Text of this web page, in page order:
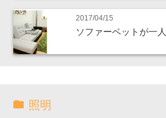
2017/04/15
ソファーベットが一
照明